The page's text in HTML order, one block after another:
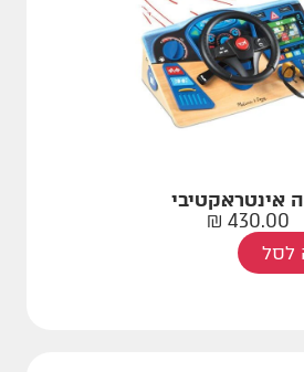
אינטראקטיבי
430.00
₪
לסל